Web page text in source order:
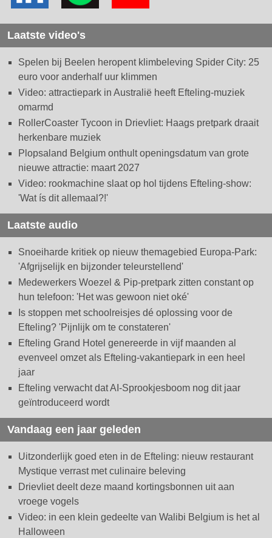
Laatste video's
Spelen bij Beelen heropent klimbeleving Spider City: 25
euro voor anderhalf uur klimmen
Video: attractiepark in Australië heeft Efteling-muziek
omarmd
RollerCoaster Tycoon in Drievliet: Haags pretpark draait
herkenbare muziek
Plopsaland Belgium onthult openingsdatum van grote
nieuwe attractie: maart 2027
Video: rookmachine slaat op hol tijdens Efteling-show:
'Wat ís dit allemaal?!'
Laatste audio
Snoeiharde kritiek op nieuw themagebied Europa-Park:
'Afgrijselijk en bijzonder teleurstellend'
Medewerkers Woezel & Pip-pretpark zitten constant op
hun telefoon: 'Het was gewoon niet oké'
Is stoppen met schoolreisjes dé oplossing voor de
Efteling? 'Pijnlijk om te constateren'
Efteling Grand Hotel genereerde in vijf maanden al
evenveel omzet als Efteling-vakantiepark in een heel
jaar
Efteling verwacht dat AI-Sprookjesboom nog dit jaar
geïntroduceerd wordt
Vandaag een jaar geleden
Uitzonderlijk goed eten in de Efteling: nieuw restaurant
Mystique verrast met culinaire beleving
Drievliet deelt deze maand kortingsbonnen uit aan
vroege vogels
Video: in een klein gedeelte van Walibi Belgium is het al
Halloween